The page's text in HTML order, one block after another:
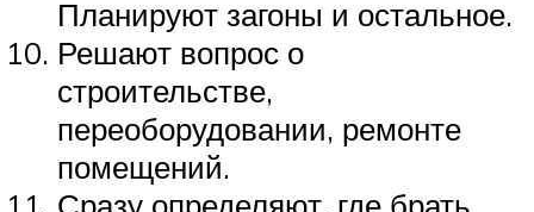
Планируют загоны и остальное.
Решают вопрос о
строительстве,
переоборудовании, ремонте
помещений.